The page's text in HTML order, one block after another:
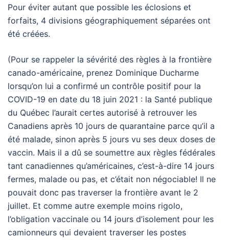
Pour éviter autant que possible les éclosions et
forfaits, 4 divisions géographiquement séparées ont
été créées.
(Pour se rappeler la sévérité des règles à la frontière
canado-américaine, prenez Dominique Ducharme
lorsqu’on lui a confirmé un contrôle positif pour la
COVID-19 en date du 18 juin 2021 : la Santé publique
du Québec l’aurait certes autorisé à retrouver les
Canadiens après 10 jours de quarantaine parce qu’il a
été malade, sinon après 5 jours vu ses deux doses de
vaccin. Mais il a dû se soumettre aux règles fédérales
tant canadiennes qu’américaines, c’est-à-dire 14 jours
fermes, malade ou pas, et c’était non négociable! Il ne
pouvait donc pas traverser la frontière avant le 2
juillet. Et comme autre exemple moins rigolo,
l’obligation vaccinale ou 14 jours d’isolement pour les
camionneurs qui devaient traverser les postes